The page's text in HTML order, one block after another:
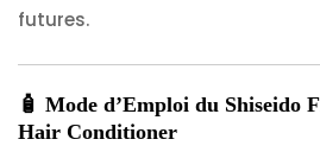
futures.
🧴 Mode d’Emploi du Shiseido
Hair Conditioner